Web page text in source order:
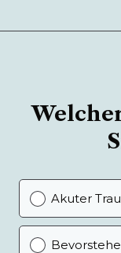
Akuter